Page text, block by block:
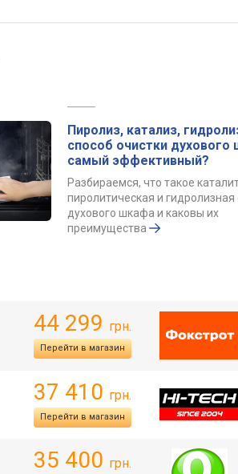
Пиролиз, катализ,
способ очистки
самый эффективный?
Разбираемся, что такое
пиролитическая и гидролизная
духового шкафа и каковы их
преимущества
44 299 грн.
Перейти в магазин
37 410 грн.
Перейти в магазин
35 400 грн.